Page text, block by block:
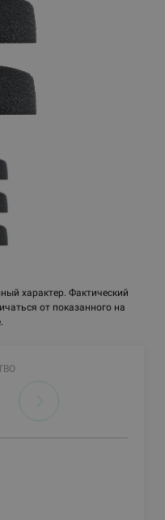
характер. Фактический
от показанного на